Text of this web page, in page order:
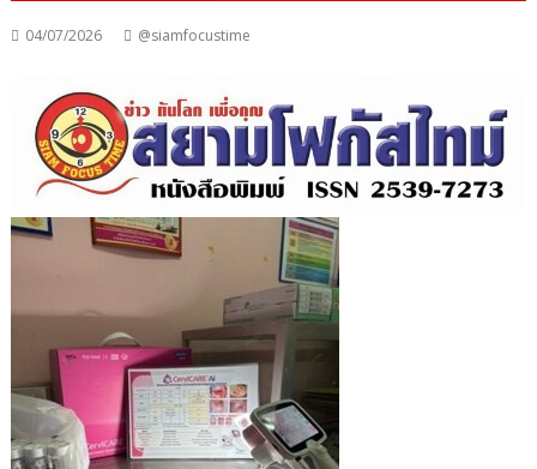
04/07/2026 @siamfocustime